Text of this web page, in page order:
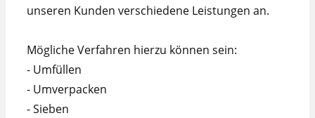
unseren Kunden verschiedene Leistungen an.
Mögliche Verfahren hierzu können sein:
- Umfüllen
- Umverpacken
- Sieben